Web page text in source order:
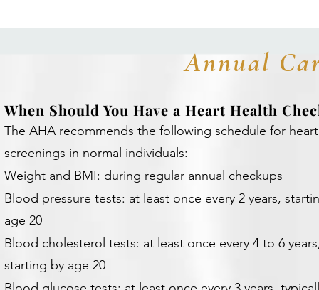
Annual
When Should You Have a Heart Health
The AHA recommends the following schedule for
screenings in normal individuals:
Weight and BMI: during regular annual checkups
Blood pressure tests: at least once every 2 years,
age 20
Blood cholesterol tests: at least once every 4 to 6
starting by age 20